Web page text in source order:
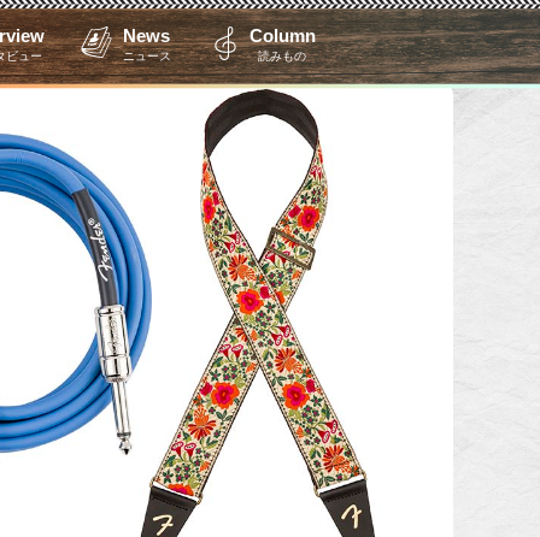
ビュー
News
ニュース
Column
読みもの